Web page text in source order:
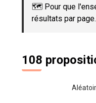
🗺️ Pour que
résultats par page.
108